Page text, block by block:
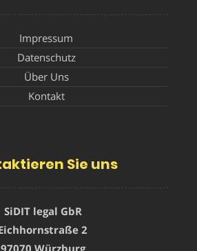
Impressum
Datenschutz
Über Uns
Kontakt
Sie uns
SiDIT legal GbR
2